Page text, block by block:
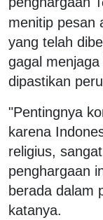
menitip pesan
yang telah
gagal
dipastikan
"Pentingnya
karena
religius,
penghargaan
berada dalam
katanya.